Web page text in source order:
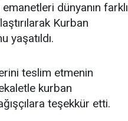
dünyanın farklı
Kurban
yaşatıldı.
teslim etmenin
kurban
teşekkür etti.